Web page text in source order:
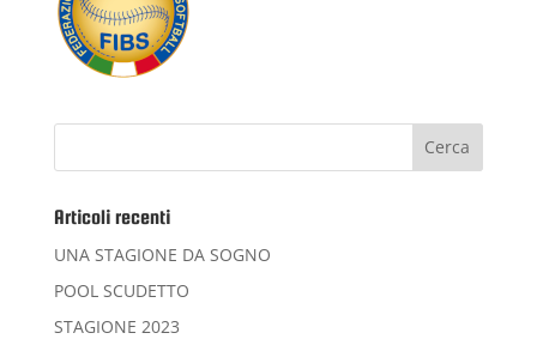
Articoli recenti
UNA STAGIONE DA SOGNO
POOL SCUDETTO
STAGIONE 2023